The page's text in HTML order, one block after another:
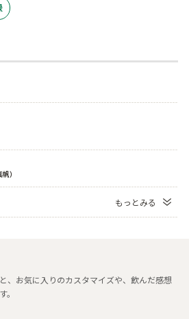
）
もっとみる
、お気に入りのカスタマイズや、飲んだ感想